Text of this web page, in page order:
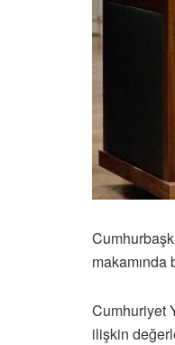
makamında
Cumhuriyet
ilişkin